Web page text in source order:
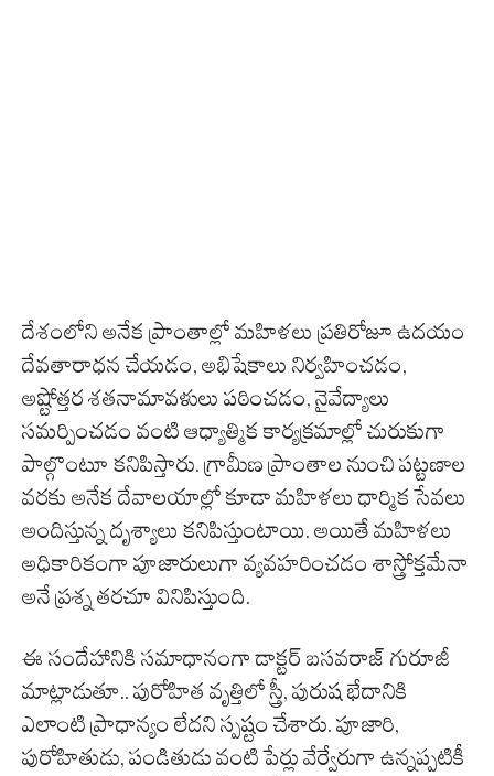
దేశంలోని అనేక ప్రాంతాల్లో మహిళలు ప్రతిరోజూ ఉదయం
దేవతారాధన చేయడం, అభిషేకాలు నిర్వహించడం,
అష్టోత్తర శతనామావళులు పఠించడం, నైవేద్యాలు
సమర్పించడం వంటి ఆధ్యాత్మిక కార్యక్రమాల్లో చురుకుగా
పాల్గొంటూ కనిపిస్తారు. గ్రామీణ ప్రాంతాల నుంచి పట్టణాల
వరకు అనేక దేవాలయాల్లో కూడా మహిళలు ధార్మిక సేవలు
అందిస్తున్న దృశ్యాలు కనిపిస్తుంటాయి. అయితే మహిళలు
అధికారికంగా పూజారులుగా వ్యవహరించడం శాస్త్రోక్తమేనా
అనే ప్రశ్న తరచూ వినిపిస్తుంది.
ఈ సందేహానికి సమాధానంగా డాక్టర్ బసవరాజ్ గురూజీ
మాట్లాడుతూ.. పురోహిత వృత్తిలో స్త్రీ, పురుష భేదానికి
ఎలాంటి ప్రాధాన్యం లేదని స్పష్టం చేశారు. పూజారి,
పురోహితుడు, పండితుడు వంటి పేర్లు వేర్వేరుగా ఉన్నప్పటికీ